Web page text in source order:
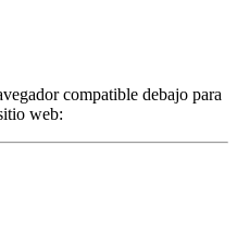
compatible debajo para
web: